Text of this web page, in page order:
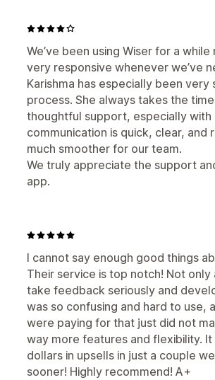
We’ve been using Wiser for a
very responsive whenever we’ve
Karishma has especially been
process. She always takes the
thoughtful support, especially
communication is quick, clear,
much smoother for our team.
We truly appreciate the support
app.
I cannot say enough good things
Their service is top notch! Not
take feedback seriously and
was so confusing and hard to
were paying for that just did not
way more features and flexibility.
dollars in upsells in just a couple
sooner! Highly recommend! A+